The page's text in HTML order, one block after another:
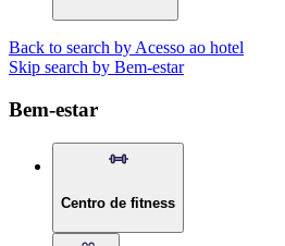
Back to search by Acesso ao hotel
Skip search by Bem-estar
Bem-estar
Centro de fitness